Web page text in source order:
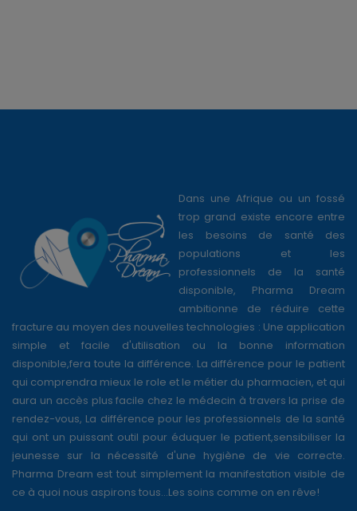
Dans une Afrique ou un fossé
trop grand existe encore entre
les besoins de santé des
populations et les
professionnels de la santé
disponible, Pharma Dream
ambitionne de réduire cette
fracture au moyen des nouvelles technologies : Une application
simple et facile d'utilisation ou la bonne information
disponible,fera toute la différence. La différence pour le patient
qui comprendra mieux le role et le métier du pharmacien, et qui
aura un accès plus facile chez le médecin à travers la prise de
rendez-vous, La différence pour les professionnels de la santé
qui ont un puissant outil pour éduquer le patient,sensibiliser la
jeunesse sur la nécessité d'une hygiène de vie correcte.
Pharma Dream est tout simplement la manifestation visible de
ce à quoi nous aspirons tous...Les soins comme on en rêve!